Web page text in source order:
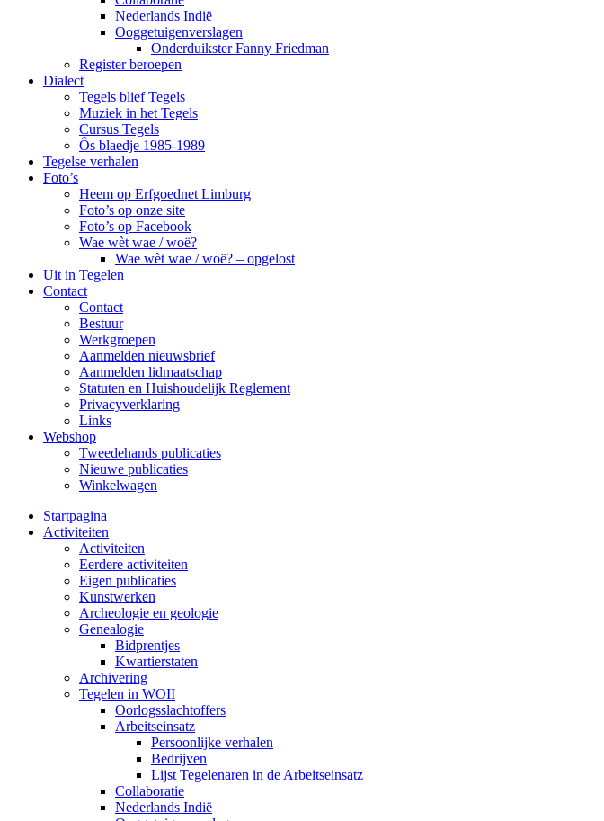
Nederlands Indië
Ooggetuigenverslagen
Onderduikster Fanny Friedman
Register beroepen
Dialect
Tegels blief Tegels
Muziek in het Tegels
Cursus Tegels
Ôs blaedje 1985-1989
Tegelse verhalen
Foto’s
Heem op Erfgoednet Limburg
Foto’s op onze site
Foto’s op Facebook
Wae wèt wae / woë?
Wae wèt wae / woë? – opgelost
Uit in Tegelen
Contact
Contact
Bestuur
Werkgroepen
Aanmelden nieuwsbrief
Aanmelden lidmaatschap
Statuten en Huishoudelijk Reglement
Privacyverklaring
Links
Webshop
Tweedehands publicaties
Nieuwe publicaties
Winkelwagen
Startpagina
Activiteiten
Activiteiten
Eerdere activiteiten
Eigen publicaties
Kunstwerken
Archeologie en geologie
Genealogie
Bidprentjes
Kwartierstaten
Archivering
Tegelen in WOII
Oorlogsslachtoffers
Arbeitseinsatz
Persoonlijke verhalen
Bedrijven
Lijst Tegelenaren in de Arbeitseinsatz
Collaboratie
Nederlands Indië